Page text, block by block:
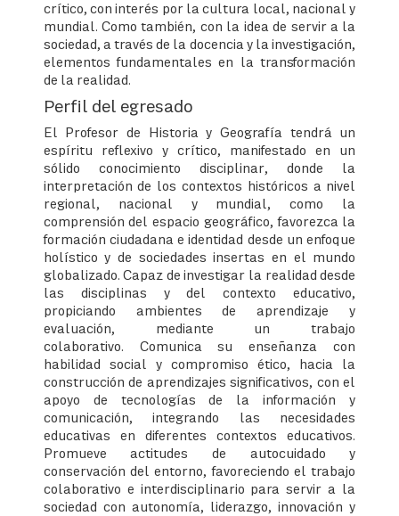
crítico, con interés por la cultura local, nacional y
mundial. Como también, con la idea de servir a la
sociedad, a través de la docencia y la investigación,
elementos fundamentales en la transformación
de la realidad.
Perfil del egresado
El Profesor de Historia y Geografía tendrá un
espíritu reflexivo y crítico, manifestado en un
sólido conocimiento disciplinar, donde la
interpretación de los contextos históricos a nivel
regional, nacional y mundial, como la
comprensión del espacio geográfico, favorezca la
formación ciudadana e identidad desde un enfoque
holístico y de sociedades insertas en el mundo
globalizado. Capaz de investigar la realidad desde
las disciplinas y del contexto educativo,
propiciando ambientes de aprendizaje y
evaluación, mediante un trabajo
colaborativo. Comunica su enseñanza con
habilidad social y compromiso ético, hacia la
construcción de aprendizajes significativos, con el
apoyo de tecnologías de la información y
comunicación, integrando las necesidades
educativas en diferentes contextos educativos.
Promueve actitudes de autocuidado y
conservación del entorno, favoreciendo el trabajo
colaborativo e interdisciplinario para servir a la
sociedad con autonomía, liderazgo, innovación y